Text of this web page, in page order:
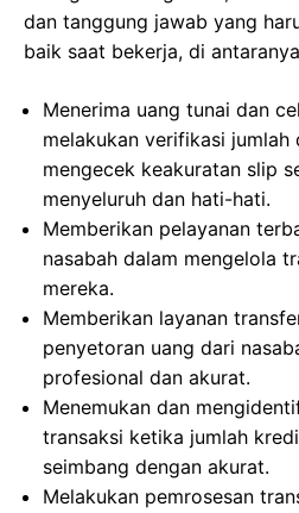
dan tanggung jawab yang
baik saat bekerja, di
Menerima uang tunai dan
melakukan verifikasi jumlah
mengecek keakuratan slip
menyeluruh dan hati-hati.
Memberikan pelayanan
nasabah dalam mengelola
mereka.
Memberikan layanan
penyetoran uang dari
profesional dan akurat.
Menemukan dan
transaksi ketika jumlah
seimbang dengan akurat.
Melakukan pemrosesan